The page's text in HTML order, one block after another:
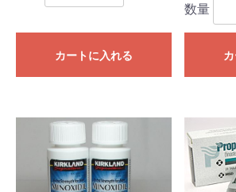
カートに入れる
数量